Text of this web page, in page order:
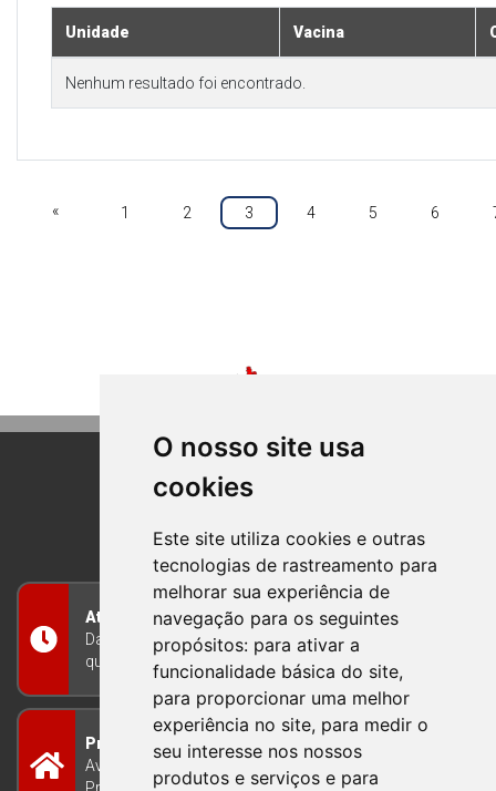
O nosso site usa
cookies
Este site utiliza cookies e outras
tecnologias de rastreamento para
melhorar sua experiência de
navegação para os seguintes
propósitos: para ativar a
funcionalidade básica do site,
para proporcionar uma melhor
experiência no site, para medir o
seu interesse nos nossos
produtos e serviços e para
Unidade Vacina
Nenhum resultado foi encontrado.
« 1 2 3 4 5 6
BOM PRINCIPIO
RIO GRANDE DO SUL
Atendimento
Das 8h às 12h e das 13h às 17h30, de segunda a
quinta-feira, e nas sextas-feiras das 7h às 13h
Prefeitura Municipal
Avenida Guilherme Winter 65 - Centro Bom